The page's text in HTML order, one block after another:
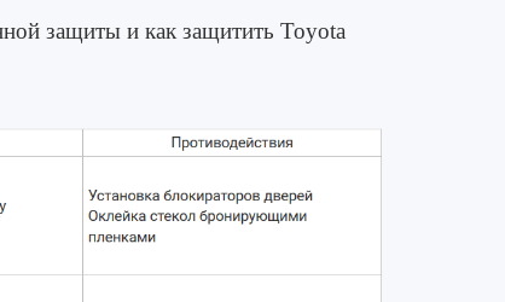
защиты и как защитить Toyota